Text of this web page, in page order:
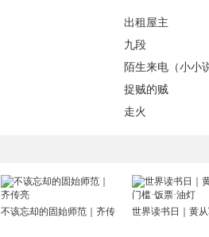
出租屋主
九段
陌生来电（小小
捉贼的贼
走火
不该忘却的固始师范｜齐传 世界读书日｜黄